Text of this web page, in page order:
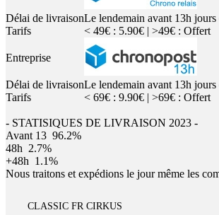
Délai de livraisonLe lendemain avant 13h jours
Tarifs
< 49€ : 5.90€ | >49€ : Offert
Entreprise
Délai de livraisonLe lendemain avant 13h jours
Tarifs
< 69€ : 9.90€ | >69€ : Offert
- STATISIQUES DE LIVRAISON 2023 -
Avant 13 96.2%
48h 2.7%
+48h 1.1%
Nous traitons et expédions le jour même les
CLASSIC FR CIRKUS